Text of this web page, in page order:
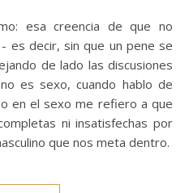
es decir, sin que un pene se
de lado las discusiones
es sexo, cuando hablo de
en el sexo me refiero a que
ni insatisfechas por
que nos meta dentro.